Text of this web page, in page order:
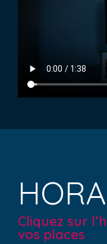
Cliquez sur
vos places